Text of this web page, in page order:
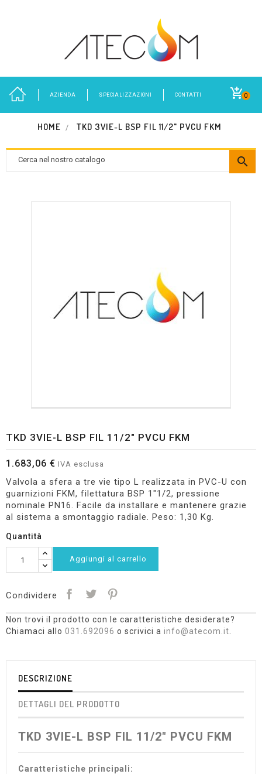
0
AZIENDA SPECIALIZZAZIONI CONTATTI
HOME TKD 3VIE-L BSP FIL 11/2" PVCU FKM

TKD 3VIE-L BSP FIL 11/2" PVCU FKM
1.683,06 € IVA esclusa
Valvola a sfera a tre vie tipo L realizzata in PVC-U con
guarnizioni FKM, filettatura BSP 1"1/2, pressione
nominale PN16. Facile da installare e mantenere grazie
al sistema a smontaggio radiale. Peso: 1,30 Kg.
Quantità
Aggiungi al carrello
Condividere
Non trovi il prodotto con le caratteristiche desiderate?
Chiamaci allo 031.692096 o scrivici a info@atecom.it
DESCRIZIONE
DETTAGLI DEL PRODOTTO
TKD 3VIE-L BSP FIL 11/2" PVCU FKM
Caratteristiche principali: